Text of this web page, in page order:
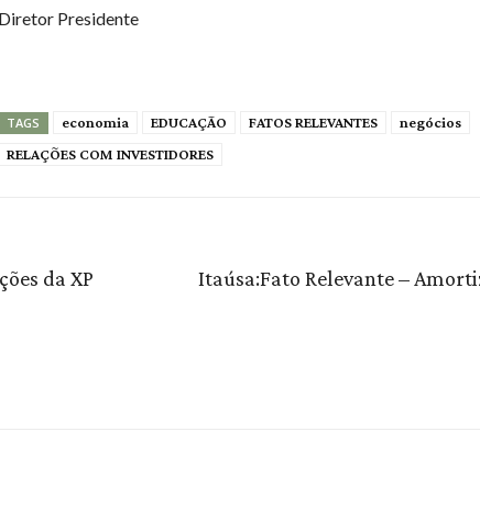
Diretor Presidente
TAGS economia EDUCAÇÃO FATOS RELEVANTES
negócios
RELAÇÕES COM INVESTIDORES
da XP
Itaúsa:Fato Relevante –